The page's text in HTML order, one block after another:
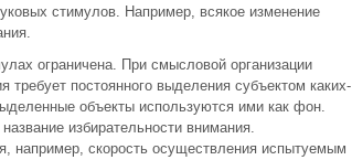
стимулов. Например, всякое изменение
ограничена. При смысловой организации
постоянного выделения субъектом каких-
объекты используются ими как фон.
избирательности внимания.
например, скорость осуществления испытуемым